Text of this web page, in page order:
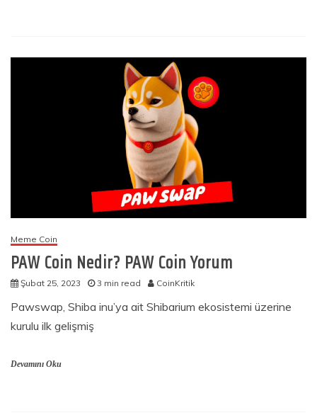
Meme Coin
PAW Coin Nedir? PAW Coin Yorum
Şubat 25, 2023 3 min read CoinKritik
Pawswap, Shiba inu’ya ait Shibarium ekosistemi üzerine
kurulu ilk gelişmiş
Devamını Oku